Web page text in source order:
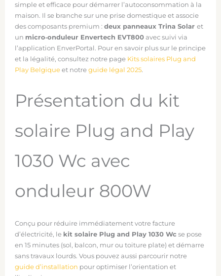
simple et efficace pour démarrer l’autoconsommation à la
maison. Il se branche sur une prise domestique et associe
des composants premium : deux panneaux Trina Solar et
un micro‑onduleur Envertech EVT800 avec suivi via
l’application EnverPortal. Pour en savoir plus sur le principe
et la légalité, consultez notre page Kits solaires Plug and
Play Belgique et notre guide légal 2025.
Présentation du kit
solaire Plug and Play
1030 Wc avec
onduleur 800W
Conçu pour réduire immédiatement votre facture
d’électricité, le kit solaire Plug and Play 1030 Wc se pose
en 15 minutes (sol, balcon, mur ou toiture plate) et démarre
sans travaux lourds. Vous pouvez aussi parcourir notre
guide d’installation pour optimiser l’orientation et